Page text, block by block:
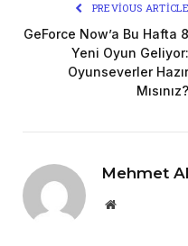
PREVIOUS ARTICLE
GeForce Now’a Bu Hafta 8
Yeni Oyun Geliyor:
Oyunseverler Hazır
Mısınız?
Mehmet
Website